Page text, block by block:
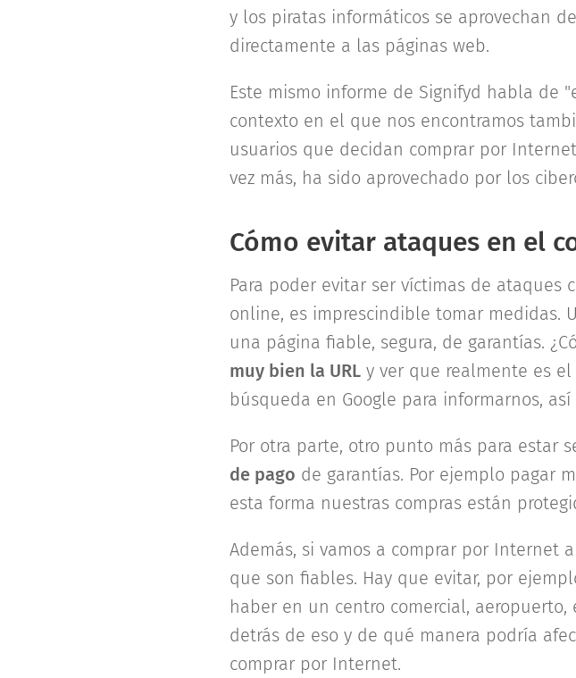
y los piratas informáticos se aprovechan
directamente a las páginas web.
Este mismo informe de Signifyd habla de
contexto en el que nos encontramos
usuarios que decidan comprar por
vez más, ha sido aprovechado por los
Cómo evitar ataques en el
Para poder evitar ser víctimas de
online, es imprescindible tomar medidas.
una página fiable, segura, de garantías.
muy bien la URL y ver que realmente es
búsqueda en Google para informarnos,
Por otra parte, otro punto más para estar
de pago de garantías. Por ejemplo pagar
esta forma nuestras compras están
Además, si vamos a comprar por Internet
que son fiables. Hay que evitar, por
haber en un centro comercial,
detrás de eso y de qué manera podría
comprar por Internet.